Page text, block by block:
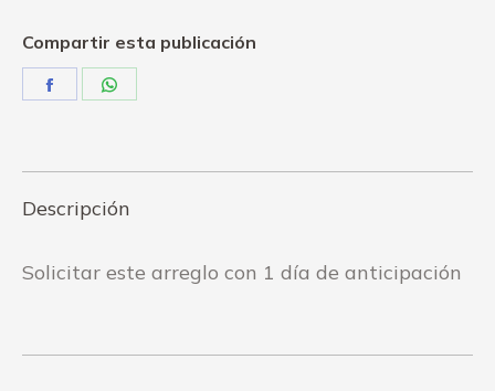
Compartir esta publicación
Share
Descripción
Solicitar este arreglo con 1 día de anticipación